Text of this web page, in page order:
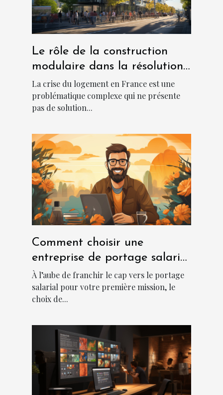
Le rôle de la construction
modulaire dans la résolution
de la crise du logement en
France
La crise du logement en France est une
problématique complexe qui ne présente
pas de solution...
Comment choisir une
entreprise de portage salarial
?
À l’aube de franchir le cap vers le portage
salarial pour votre première mission, le
choix de...